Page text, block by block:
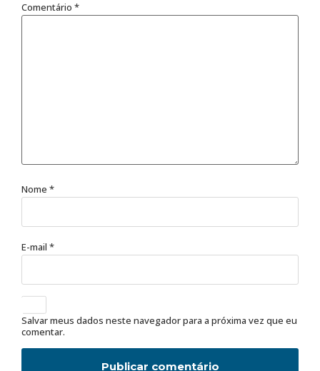
Comentário *
Nome *
E-mail *
Salvar meus dados neste navegador para a próxima vez que eu
comentar.